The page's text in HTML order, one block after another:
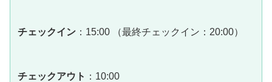
チェックイン ：15:00 （最終チェックイン：20:00）
チェックアウト ：10:00